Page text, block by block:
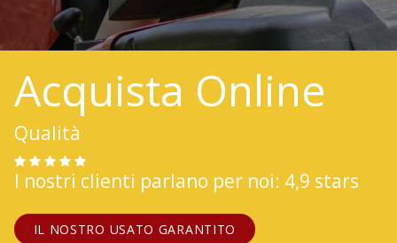
Acquista Online
Qualità
I nostri clienti parlano per noi: 4,9 stars
IL NOSTRO USATO GARANTITO